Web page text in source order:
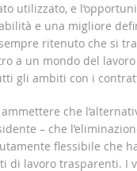
utilizzato, e
e una migliore
ritenuto che si
a un mondo del
gli ambiti con i
che
– che
flessibile che
di lavoro trasparenti. I